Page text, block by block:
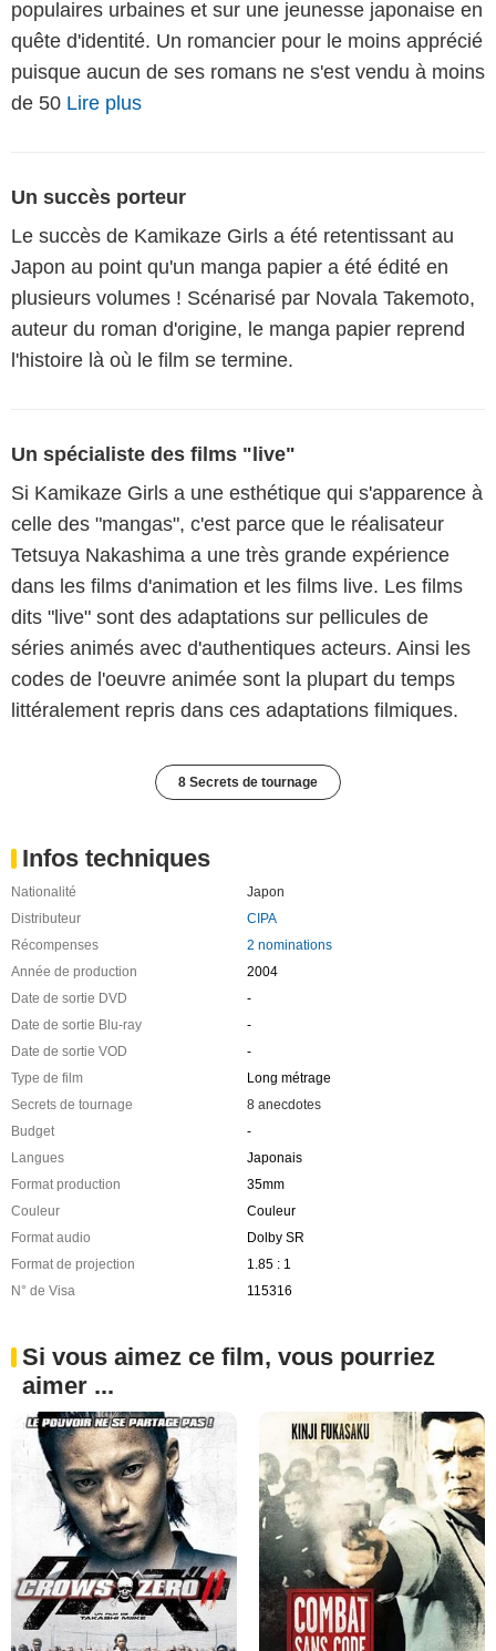
populaires urbaines et sur une jeunesse japonaise en
quête d'identité. Un romancier pour le moins apprécié
puisque aucun de ses romans ne s'est vendu à moins
de 50 Lire plus
Un succès porteur
Le succès de Kamikaze Girls a été retentissant au
Japon au point qu'un manga papier a été édité en
plusieurs volumes ! Scénarisé par Novala Takemoto,
auteur du roman d'origine, le manga papier reprend
l'histoire là où le film se termine.
Un spécialiste des films "live"
Si Kamikaze Girls a une esthétique qui s'apparence à
celle des "mangas", c'est parce que le réalisateur
Tetsuya Nakashima a une très grande expérience
dans les films d'animation et les films live. Les films
dits "live" sont des adaptations sur pellicules de
séries animés avec d'authentiques acteurs. Ainsi les
codes de l'oeuvre animée sont la plupart du temps
littéralement repris dans ces adaptations filmiques.
8 Secrets de tournage
Infos techniques
Nationalité
Japon
Distributeur
CIPA
Récompenses
2 nominations
Année de production
2004
Date de sortie DVD
-
Date de sortie Blu-ray
-
Date de sortie VOD
-
Type de film
Long métrage
Secrets de tournage
8 anecdotes
Budget
-
Langues
Japonais
Format production
35mm
Couleur
Couleur
Format audio
Dolby SR
Format de projection
1.85 : 1
N° de Visa
115316
Si vous aimez ce film, vous pourriez
aimer ...